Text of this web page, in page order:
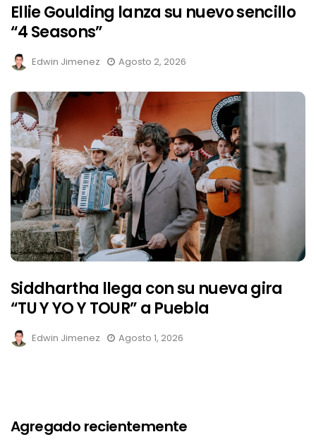
Ellie Goulding lanza su nuevo sencillo
“4 Seasons”
Edwin Jimenez Agosto 2, 2026
Siddhartha llega con su nueva gira
“TU Y YO Y TOUR” a Puebla
Edwin Jimenez Agosto 1, 2026
Agregado recientemente